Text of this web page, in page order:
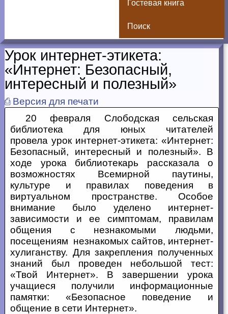
Гостевая книга
Поиск
Урок интернет-этикета:
«Интернет: Безопасный,
интересный и полезный»
⎙ Версия для печати
20 февраля Слободская сельская
библиотека для юных читателей
провела урок интернет-этикета: «Интернет:
Безопасный, интересный и полезный». В
ходе урока библиотекарь рассказала о
возможностях Всемирной паутины,
культуре и правилах поведения в
виртуальном пространстве. Особое
внимание было уделено интернет-
зависимости и ее симптомам, правилам
общения с незнакомыми людьми,
посещениям незнакомых сайтов, интернет-
хулиганству. Для закрепления полученных
знаний был проведен небольшой тест:
«Твой Интернет». В завершении урока
учащиеся получили информационные
памятки: «Безопасное поведение и
общение в сети Интернет».